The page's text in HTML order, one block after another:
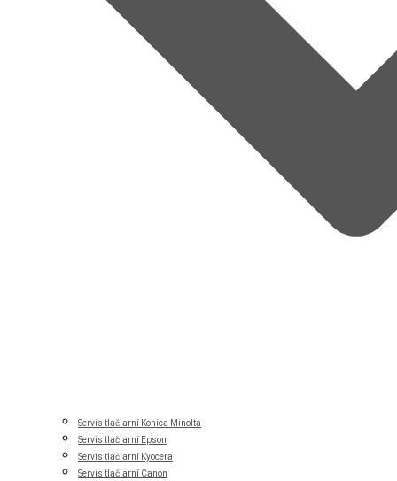
Servis tlačiarní Konica Minolta
Servis tlačiarní Epson
Servis tlačiarní Kyocera
Servis tlačiarní Canon